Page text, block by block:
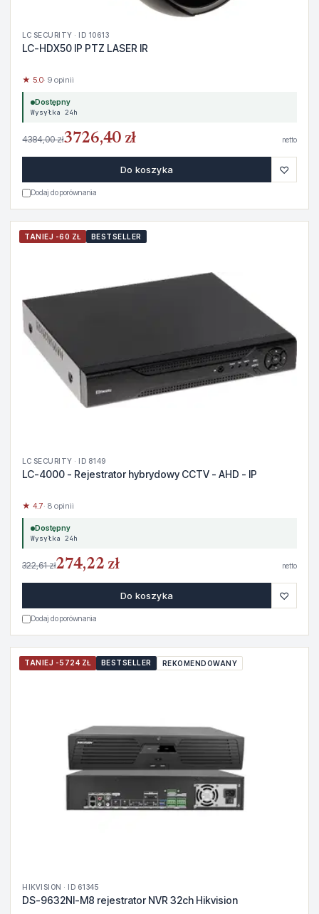
LC SECURITY · ID 10613
LC-HDX50 IP PTZ LASER IR
★ 5.0· 9 opinii
Dostępny
Wysyłka 24h
4384,00 zł3726,40 zł netto
Do koszyka ♡
Dodaj do porównania
TANIEJ -60 ZŁ BESTSELLER
LC SECURITY · ID 8149
LC-4000 - Rejestrator hybrydowy CCTV - AHD - IP
★ 4.7· 8 opinii
Dostępny
Wysyłka 24h
322,61 zł274,22 zł netto
Do koszyka ♡
Dodaj do porównania
TANIEJ -5724 ZŁ BESTSELLER REKOMENDOWANY
HIKVISION · ID 61345
DS-9632NI-M8 rejestrator NVR 32ch Hikvision